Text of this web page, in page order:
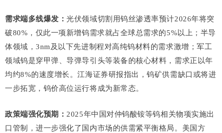
需求端多线爆发：光伏领域切割用钨丝渗透率预计2026年将突
破80%，仅此一项新增钨需求就占全球总需求的5%以上；半导
体领域，3nm及以下先进制程对高纯钨材料的需求激增；军工
领域钨是穿甲弹、导弹导引头等装备的核心材料，需求正以年
均约8%的速度增长。江海证券研报指出，钨矿供需缺口或将进
一步拓宽，钨价高位运行将成为新常态。
政策端强化预期：2025年中国对仲钨酸铵等钨相关物项实施出
口管制，进一步强化了国内市场的供需紧平衡格局。美国方